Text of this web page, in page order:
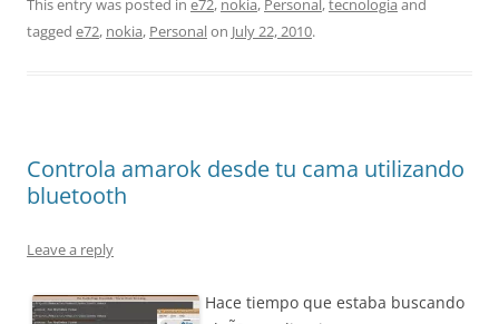
This entry was posted in e72, nokia, Personal ,tecnologia and
tagged e72, nokia, Personalon July 22, 2010.
Controla amarok desde tu cama utilizando
bluetooth
Leave a reply
Hace tiempo que estaba buscando